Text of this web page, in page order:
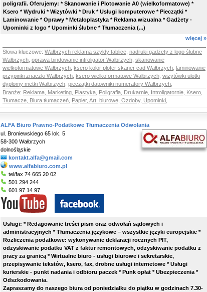
poligrafii. Oferujemy: * Skanowanie i Plotowanie A0 (wielkoformatowe) *
Ksero * Wydruki * Wizytówki * Druk * Usługi komputerowe * Pieczątki *
Laminowanie * Oprawy * Metaloplastyka * Reklama wizualna * Gadżety -
Upominki z logo * Upominki ślubne * Tłumaczenia (...)
więcej »
Słowa kluczowe: Wałbrzych reklama szyldy tablice nadruki gadżety z logo ślubne
Wałbrzych oprawa bindowanie introligator Wałbrzych skanowanie
wielkoformatowe Wałbrzych ksero kolor ploter skaner cad Wałbrzych laminowanie
przypinki znaczki Wałbrzych ksero wielkoformatowe Wałbrzych wizytówki ulotki
dyplomy metki Wałbrzych pieczątki datowniki numeratory Wałbrzych
Branże: Reklama, Marketing, Plastyka Poligrafia, Drukarnie, Introligatornie, Ksero
Tłumacze, Biura tłumaczeń Papier, Art. biurowe, Ozdoby, Upominki
ALFA Biuro Prawno-Podatkowe Tłumaczenia Odwołania
ul. Broniewskiego 65 lok. 5
58-300 Wałbrzych
dolnośląskie
kontakt.alfa@gmail.com
www.alfabiuro.com.pl
tel/fax 74 665 20 02
501 294 244
601 97 14 97
Usługi: * Redagowanie treści pism oraz odwołań sądowych i
administracyjnych * Tłumaczenia językowe – wszystkie języki europejskie *
Rozliczenia podatkowe: wykonywanie deklaracji rocznych PIT,
odzyskiwanie podatku VAT z faktur remontowych, odzyskiwanie podatku z
pracy za granicą * Wirtualne biuro - usługi biurowe i sekretarskie,
przepisywanie tekstów, ksero, fax, drobne usługi internetowe * Usługi
kurierskie - punkt nadania i odbioru paczek * Punk opłat * Ubezpieczenia *
Odszkodowania.
Zapraszamy do naszego biura od poniedziałku do piątku w godzinach 7.30-